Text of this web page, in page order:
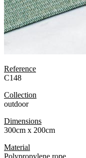
Reference
C148
Collection
outdoor
Dimensions
300cm x 200cm
Material